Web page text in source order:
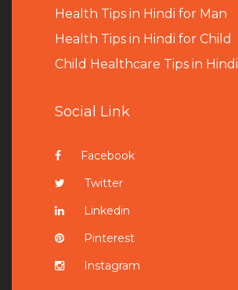
Health Tips in Hindi for Man
Health Tips in Hindi for Child
Child Healthcare Tips in Hindi
Social Link
Facebook
Twitter
Linkedin
Pinterest
Instagram